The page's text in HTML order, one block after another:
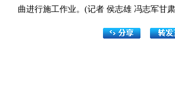
曲进行施工作业。(记者 侯志雄 冯志军甘肃